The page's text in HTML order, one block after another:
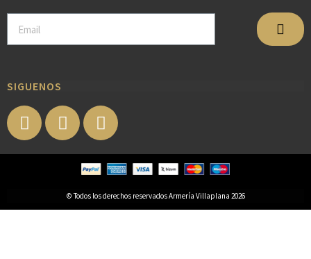
SIGUENOS
© Todos los derechos reservados Armería Villaplana 2026